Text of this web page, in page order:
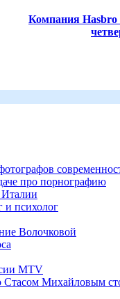
Компания Hasbro
про порнографию
Италии
и психолог
Волочковой
MTV
Стасом Михайловым